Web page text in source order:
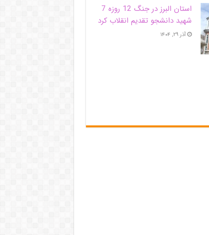
استان البرز در جنگ 12 روزه 7
شهید دانشجو تقدیم انقلاب کرد
آذر ۲۹, ۱۴۰۴